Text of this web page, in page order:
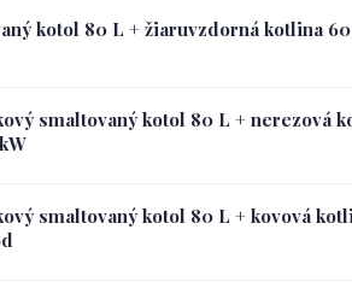
kotol 80 L + žiaruvzdorná kotlina
smaltovaný kotol 80 L + nerezová
smaltovaný kotol 80 L + kovová